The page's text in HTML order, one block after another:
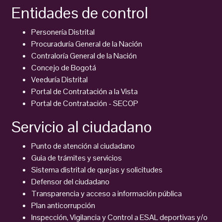
Entidades de control
Personería Distrital
Procuraduría General de la Nación
Contraloría General de la Nación
Concejo de Bogotá
Veeduría Distrital
Portal de Contratación a la Vista
Portal de Contratación - SECOP
Servicio al ciudadano
Punto de atención al ciudadano
Guia de trámites y servicios
Sistema distrital de quejas y solicitudes
Defensor del ciudadano
Transparencia y acceso a información pública
Plan anticorrupción
Inspección, Vigilancia y Control a ESAL deportivas y/o